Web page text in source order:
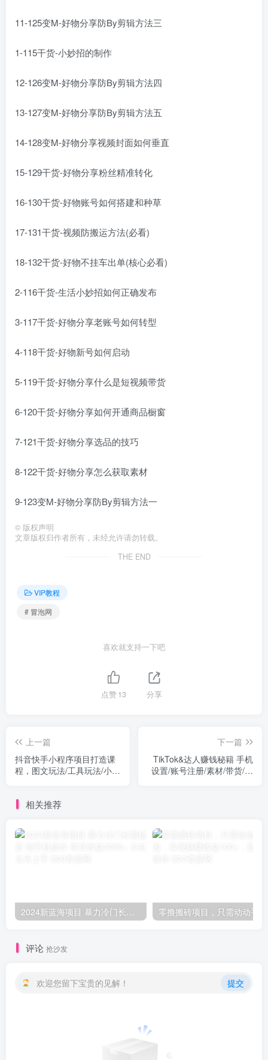
11-125变M-好物分享防By剪辑方法三
1-115干货-小妙招的制作
12-126变M-好物分享防By剪辑方法四
13-127变M-好物分享防By剪辑方法五
14-128变M-好物分享视频封面如何垂直
15-129干货-好物分享粉丝精准转化
16-130干货-好物账号如何搭建和种草
17-131干货-视频防搬运方法(必看)
18-132干货-好物不挂车出单(核心必看)
2-116干货-生活小妙招如何正确发布
3-117干货-好物分享老账号如何转型
4-118干货-好物新号如何启动
5-119干货-好物分享什么是短视频带货
6-120干货-好物分享如何开通商品橱窗
7-121干货-好物分享选品的技巧
8-122干货-好物分享怎么获取素材
9-123变M-好物分享防By剪辑方法一
© 版权声明
文章版权归作者所有，未经允许请勿转载。
THE END
VIP教程
# 冒泡网
喜欢就支持一下吧
点赞13 分享
上一篇
抖音快手小程序项目打造课
程，图文玩法/工具玩法/小游
下一篇
TikTok&达人赚钱秘籍 手机
设置/账号注册/素材/带货/爆
相关推荐
2024新蓝海项目 暴力冷门长期稳定 纯手机操作 单日收益3000+ 小白当天上手
评论 抢沙发
欢迎您留下宝贵的见解！ 提交